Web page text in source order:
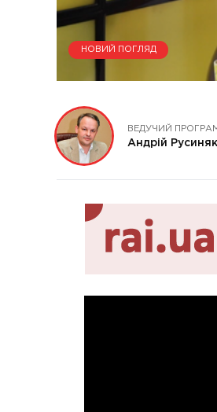
НОВИЙ ПОГЛЯД
ВЕДУЧИЙ
Андрій Русиняк